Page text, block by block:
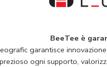
BeeTee è
garantisce
ogni supporto,